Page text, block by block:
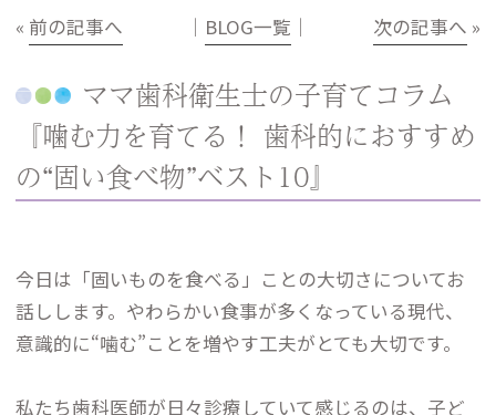
« 前の記事へ │ BLOG一覧 │ 次の記事へ »
ママ歯科衛生士の子育てコラム
『噛む力を育てる！ 歯科的におすすめ
の“固い食べ物”ベスト10』
今日は「固いものを食べる」ことの大切さについてお
話しします。やわらかい食事が多くなっている現代、
意識的に“噛む”ことを増やす工夫がとても大切です。
私たち歯科医師が日々診療していて感じるのは、子ど